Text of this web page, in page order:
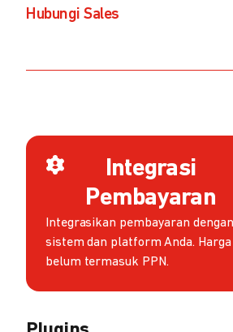
Hubungi Sales
Integrasi
Pembayaran
Integrasikan pembayaran dengan
sistem dan platform Anda. Harga
belum termasuk PPN.